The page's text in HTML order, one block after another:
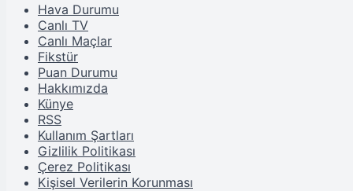
Hava Durumu
Canlı TV
Canlı Maçlar
Fikstür
Puan Durumu
Hakkımızda
Künye
RSS
Kullanım Şartları
Gizlilik Politikası
Çerez Politikası
Kişisel Verilerin Korunması